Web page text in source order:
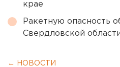
крае
Ракетную опасность
Свердловской
← НОВОСТИ